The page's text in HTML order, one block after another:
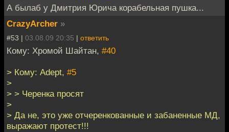
А былаб у Дмитрия Юрича корабельная пушка...
CrazyArcher »
#53 | 03.08.09 20:35 | ответить
Кому: Хромой Шайтан, #40
> Кому: Adept, #5
>
> > Черенка просят
>
> Да не, это уже отчеренкованные и забаненные МД,
выражают протест!!!